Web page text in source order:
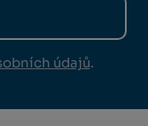
údajů.